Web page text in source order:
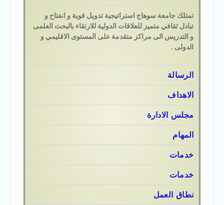
تمتلك جامعة سوهاج استراتيجية تدويل قوية و انفتاح و
تبادل ثقافي متميز للعلاقات الدولية للارتقاء بالبحث العلمى
و التدريس الى مراكز متقدمة على المستوى الاقليمي و
الدولى .
الرسالة
الاهداف
مجلس الادارة
المهام
خدمات
خدمات
نطاق العمل